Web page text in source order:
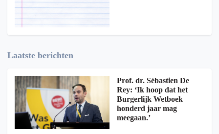
Laatste berichten
Prof. dr. Sébastien De
Rey: ‘Ik hoop dat het
Burgerlijk Wetboek
honderd jaar mag
meegaan.’